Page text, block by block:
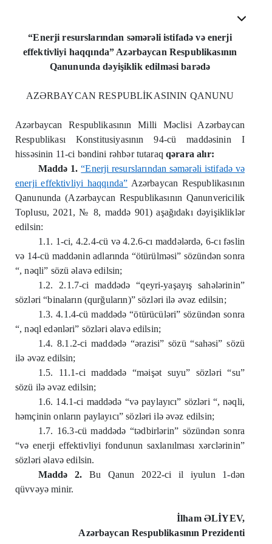
“Enerji resurslarından səmərəli istifadə və enerji
effektivliyi haqqında” Azərbaycan Respublikasının
Qanununda dəyişiklik edilməsi barədə
AZƏRBAYCAN RESPUBLİKASININ QANUNU
Azərbaycan Respublikasının Milli Məclisi Azərbaycan
Respublikası Konstitusiyasının 94-cü maddəsinin I
hissəsinin 11-ci bəndini rəhbər tutaraqqərara alır:
Maddə 1. “Enerji resurslarından səmərəli istifadə və
enerji effektivliyi haqqında” Azərbaycan Respublikasının
Qanununda (Azərbaycan Respublikasının Qanunvericilik
Toplusu, 2021, № 8, maddə 901) aşağıdakı dəyişikliklər
edilsin:
1.1. 1-ci, 4.2.4-cü və 4.2.6-cı maddələrdə, 6-cı fəslin
və 14-cü maddənin adlarında “ötürülməsi” sözündən sonra
“, nəqli” sözü əlavə edilsin;
1.2. 2.1.7-ci maddədə “qeyri-yaşayış sahələrinin”
sözləri “binaların (qurğuların)” sözləri ilə əvəz edilsin;
1.3. 4.1.4-cü maddədə “ötürücüləri” sözündən sonra
“, nəql edənləri” sözləri əlavə edilsin;
1.4. 8.1.2-ci maddədə “ərazisi” sözü “sahəsi” sözü
ilə əvəz edilsin;
1.5. 11.1-ci maddədə “məişət suyu” sözləri “su”
sözü ilə əvəz edilsin;
1.6. 14.1-ci maddədə “və paylayıcı” sözləri “, nəqli,
həmçinin onların paylayıcı” sözləri ilə əvəz edilsin;
1.7. 16.3-cü maddədə “tədbirlərin” sözündən sonra
“və enerji effektivliyi fondunun saxlanılması xərclərinin”
sözləri əlavə edilsin.
Maddə 2. Bu Qanun 2022-ci il iyulun 1-dən
qüvvəyə minir.
İlham ƏLİYEV,
Azərbaycan Respublikasının Prezidenti